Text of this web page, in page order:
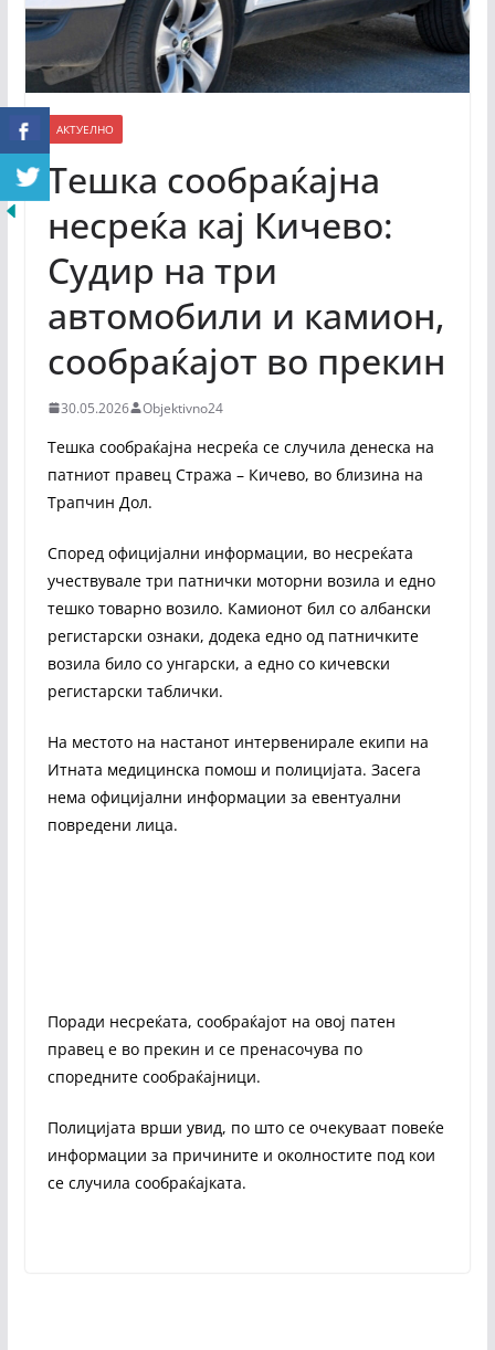
АКТУЕЛНО
Тешка сообраќајна
несреќа кај Кичево:
Судир на три
автомобили и камион,
сообраќајот во прекин
30.05.2026 Objektivno24
Тешка сообраќајна несреќа се случила денеска на
патниот правец Стража – Кичево, во близина на
Трапчин Дол.
Според официјални информации, во несреќата
учествувале три патнички моторни возила и едно
тешко товарно возило. Камионот бил со албански
регистарски ознаки, додека едно од патничките
возила било со унгарски, а едно со кичевски
регистарски таблички.
На местото на настанот интервенирале екипи на
Итната медицинска помош и полицијата. Засега
нема официјални информации за евентуални
повредени лица.
Поради несреќата, сообраќајот на овој патен
правец е во прекин и се пренасочува по
споредните сообраќајници.
Полицијата врши увид, по што се очекуваат повеќе
информации за причините и околностите под кои
се случила сообраќајката.